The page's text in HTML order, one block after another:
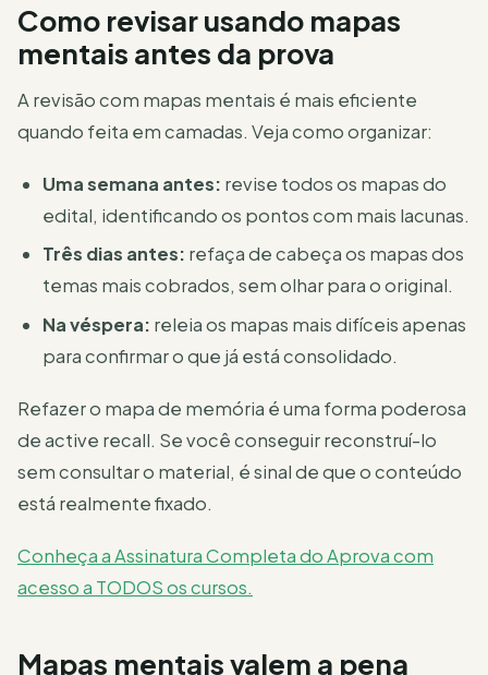
Como revisar usando mapas
mentais antes da prova
A revisão com mapas mentais é mais eficiente
quando feita em camadas. Veja como organizar:
Uma semana antes: revise todos os mapas do
edital, identificando os pontos com mais lacunas.
Três dias antes: refaça de cabeça os mapas dos
temas mais cobrados, sem olhar para o original.
Na véspera: releia os mapas mais difíceis apenas
para confirmar o que já está consolidado.
Refazer o mapa de memória é uma forma poderosa
de active recall. Se você conseguir reconstruí-lo
sem consultar o material, é sinal de que o conteúdo
está realmente fixado.
Conheça a Assinatura Completa do Aprova com
acesso a TODOS os cursos.
Mapas mentais valem a pena